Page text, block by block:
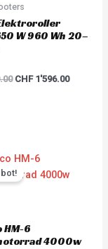
W 960 Wh 20–
CHF1'596.00
HM-6
4000w
Original
price
was: